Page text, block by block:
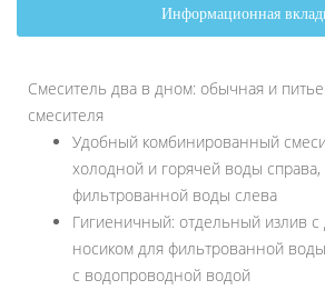
Информационная
Смеситель два в дном: обычная и
смесителя
Удобный комбинированный
холодной и горячей воды
фильтрованной воды слева
Гигиеничный: отдельный излив
носиком для фильтрованной
с водопроводной водой